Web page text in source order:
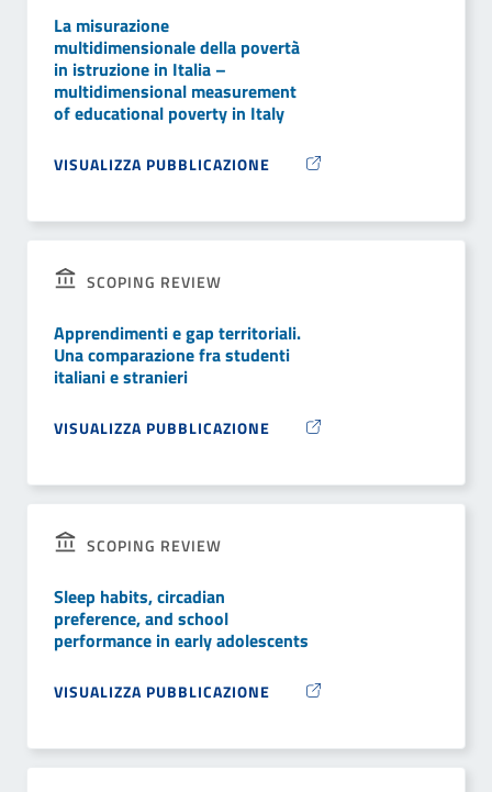
La misurazione
multidimensionale della povertà
in istruzione in Italia –
multidimensional measurement
of educational poverty in Italy
VISUALIZZA PUBBLICAZIONE
SCOPING REVIEW
Apprendimenti e gap territoriali.
Una comparazione fra studenti
italiani e stranieri
VISUALIZZA PUBBLICAZIONE
SCOPING REVIEW
Sleep habits, circadian
preference, and school
performance in early adolescents
VISUALIZZA PUBBLICAZIONE